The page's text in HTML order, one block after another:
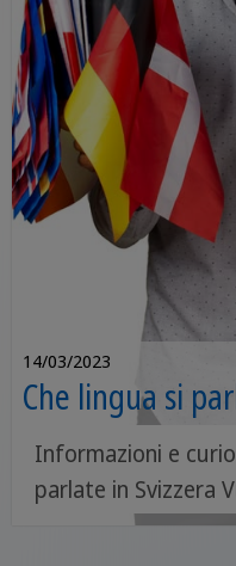
14/03/2023
Che lingua si
e parlate dai
Informazioni e
parlate in Svizzera
in una località